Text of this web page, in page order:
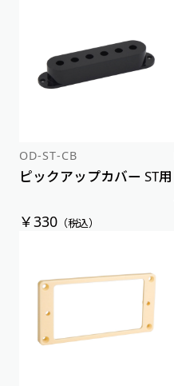
OD-ST-CB
ピックアップカバー ST用
￥330（税込）